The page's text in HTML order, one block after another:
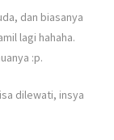
dan biasanya
lagi hahaha.
:p.
dilewati, insya